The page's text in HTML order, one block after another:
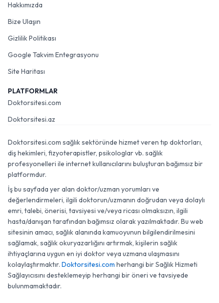
Hakkımızda
Bize Ulaşın
Gizlilik Politikası
Google Takvim Entegrasyonu
Site Haritası
PLATFORMLAR
Doktorsitesi.com
Doktorsitesi.az
Doktorsitesi.com sağlık sektöründe hizmet veren tıp doktorları,
diş hekimleri, fizyoterapistler, psikologlar vb. sağlık
profesyonelleri ile internet kullanıcılarını buluşturan bağımsız bir
platformdur.
İş bu sayfada yer alan doktor/uzman yorumları ve
değerlendirmeleri, ilgili doktorun/uzmanın doğrudan veya dolaylı
emri, talebi, önerisi, tavsiyesi ve/veya ricası olmaksızın, ilgili
hasta/danışan tarafından bağımsız olarak yazılmaktadır. Bu web
sitesinin amacı, sağlık alanında kamuoyunun bilgilendirilmesini
sağlamak, sağlık okuryazarlığını artırmak, kişilerin sağlık
ihtiyaçlarına uygun en iyi doktor veya uzmana ulaşmasını
kolaylaştırmaktır. Doktorsitesi.com herhangi bir Sağlık Hizmeti
Sağlayıcısını desteklemeyip herhangi bir öneri ve tavsiyede
bulunmamaktadır.